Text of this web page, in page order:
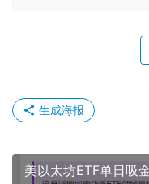
生成海报
美以太坊ETF单日吸